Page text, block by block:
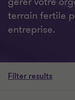
terrain fertile
entreprise.
Filter results